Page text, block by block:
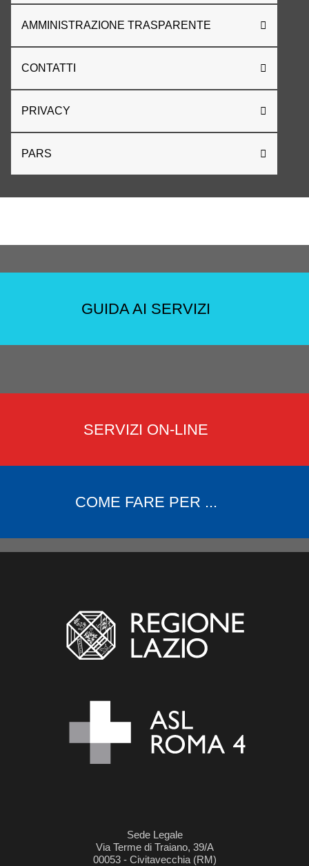
AMMINISTRAZIONE TRASPARENTE
CONTATTI
PRIVACY
PARS
GUIDA AI SERVIZI
SERVIZI ON-LINE
COME FARE PER ...
Sede Legale
Via Terme di Traiano, 39/A
00053 - Civitavecchia (RM)